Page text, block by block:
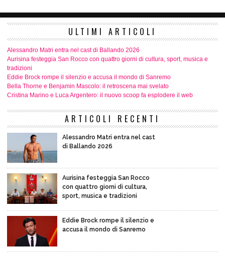
ULTIMI ARTICOLI
Alessandro Matri entra nel cast di Ballando 2026
Aurisina festeggia San Rocco con quattro giorni di cultura, sport, musica e
tradizioni
Eddie Brock rompe il silenzio e accusa il mondo di Sanremo
Bella Thorne e Benjamin Mascolo: il retroscena mai svelato
Cristina Marino e Luca Argentero: il nuovo scoop fa esplodere il web
ARTICOLI RECENTI
Alessandro Matri entra nel cast
di Ballando 2026
Aurisina festeggia San Rocco
con quattro giorni di cultura,
sport, musica e tradizioni
Eddie Brock rompe il silenzio e
accusa il mondo di Sanremo